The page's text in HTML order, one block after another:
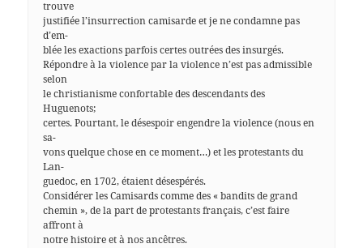
trouve
justifiée l’insurrection camisarde et je ne condamne pas
d’em-
blée les exactions parfois certes outrées des insurgés.
Répondre à la violence par la violence n’est pas admissible
selon
le christianisme confortable des descendants des
Huguenots;
certes. Pourtant, le désespoir engendre la violence (nous en
sa-
vons quelque chose en ce moment…) et les protestants du
Lan-
guedoc, en 1702, étaient désespérés.
Considérer les Camisards comme des « bandits de grand
chemin », de la part de protestants français, c’est faire
affront à
notre histoire et à nos ancêtres.